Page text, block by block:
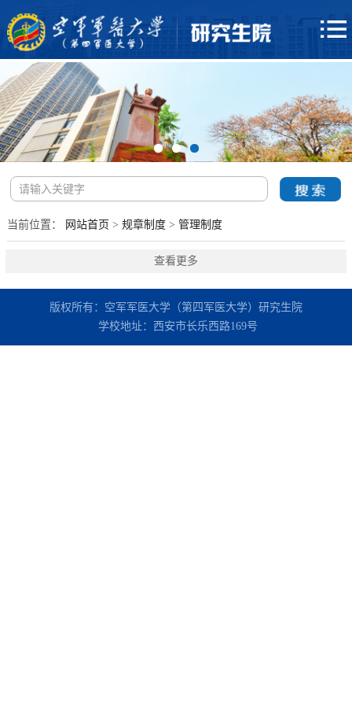
当前位置： 网站首页 > 规章制度> 管理制度
查看更多
版权所有：空军军医大学（第四军医大学）研究生院
学校地址：西安市长乐西路169号